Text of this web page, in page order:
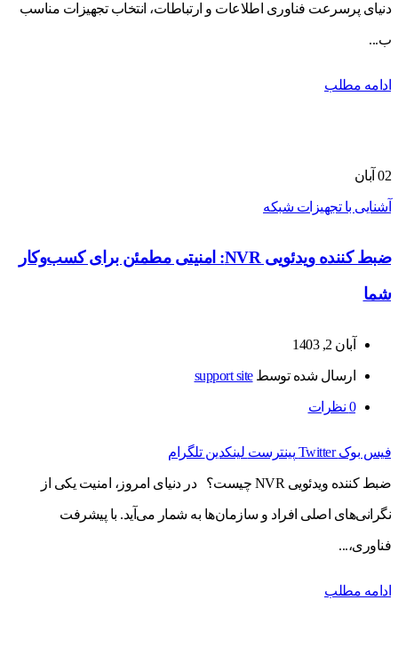
دنیای پرسرعت فناوری اطلاعات و ارتباطات، انتخاب تجهیزات مناسب
ب...
ادامه مطلب
02 آبان
آشنایی با تجهیزات شبکه
ضبط کننده ویدئویی NVR: امنیتی مطمئن برای کسب‌وکار
شما
آبان 2, 1403
ارسال شده توسطsupport site
0 نظرات
فیس بوک Twitter پینترست لینکدین تلگرام
ضبط کننده ویدئویی NVR چیست؟ در دنیای امروز، امنیت یکی از
نگرانی‌های اصلی افراد و سازمان‌ها به شمار می‌آید. با پیشرفت
فناوری،...
ادامه مطلب